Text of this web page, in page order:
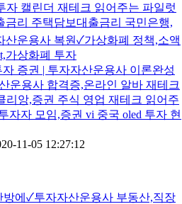
자 캘린더 재테크 읽어주는 파일럿
금리 주택담보대출금리 국민은행,
산운용사 복원✓가상화폐 정책,소액
가상화폐 투자
증권 | 투자자산운용사 이론완성
운용사 합격증,온라인 알바 재테크
리앙,증권 주식 영업 재테크 읽어주
자자 모임,증권 vi 중국 oled 투자 현
11-05 12:27:12
방에✓투자자산운용사 부동산,직장